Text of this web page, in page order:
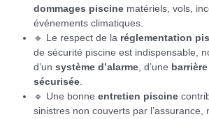
dommages piscine matériels, vols,
événements climatiques.
🔹 Le respect de la réglementation
de sécurité piscine est indispensable,
d’unsystème d’alarme , d’une barrière
sécurisée
🔹 Une bonneentretien piscine
sinistres non couverts par l’assurance,